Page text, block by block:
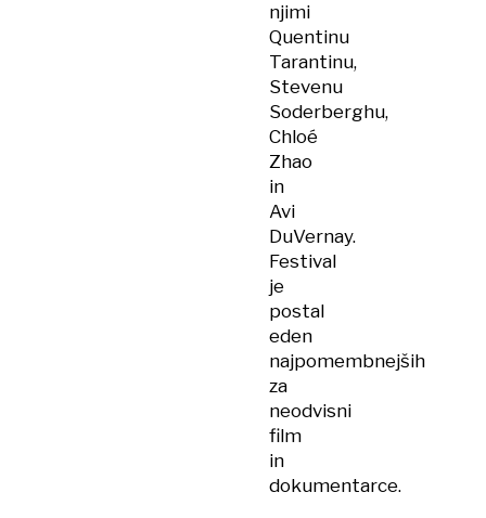
njimi
Quentinu
Tarantinu,
Stevenu
Soderberghu,
Chloé
Zhao
in
Avi
DuVernay.
Festival
je
postal
eden
najpomembnejših
za
neodvisni
film
in
dokumentarce.